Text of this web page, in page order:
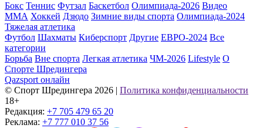
Бокс Теннис Футзал Баскетбол Олимпиада-2026 Видео
ММА Хоккей Дзюдо Зимние виды спорта Олимпиада-2024
Тяжелая атлетика
Футбол Шахматы Киберспорт Другие ЕВРО-2024 Все
категории
Борьба Вне спорта Легкая атлетика ЧМ-2026 Lifestyle О
Спорте Шредингера
Qazsport онлайн
© Cпорт Шредингера 2026
Политика конфиденциальности
18+
Редакция: +7 705 479 65 20
Реклама: +7 777 010 37 56